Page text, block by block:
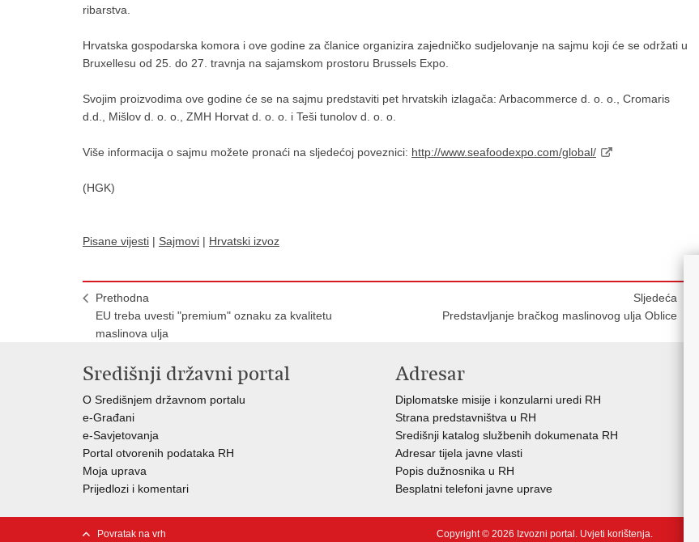
ribarstva.
Hrvatska gospodarska komora i ove godine za članice organizira zajedničko sudjelovanje na sajmu koji će se održati u
Bruxellesu od 25. do 27. travnja na sajamskom prostoru Brussels Expo.
Svojim proizvodima ove godine će se na sajmu predstaviti pet hrvatskih izlagača: Arbacommerce d. o. o., Cromaris
d.d., Mišlov d. o. o., ZMH Horvat d. o. o. i Teši tunolov d. o. o.
Više informacija o sajmu možete pronaći na sljedećoj poveznici: http://www.seafoodexpo.com/global/
(HGK)
Pisane vijesti | Sajmovi | Hrvatski izvoz
Prethodna
EU treba uvesti "premium" oznaku za kvalitetu
maslinova ulja
Sljedeća
Predstavljanje bračkog maslinovog ulja Oblice
Središnji državni portal
O Središnjem državnom portalu
e-Građani
e-Savjetovanja
Portal otvorenih podataka RH
Moja uprava
Prijedlozi i komentari
Adresar
Diplomatske misije i konzularni uredi RH
Strana predstavništva u RH
Središnji katalog službenih dokumenata RH
Adresar tijela javne vlasti
Popis dužnosnika u RH
Besplatni telefoni javne uprave
Povratak na vrh Copyright © 2026 Izvozni portal. Uvjeti korištenja.